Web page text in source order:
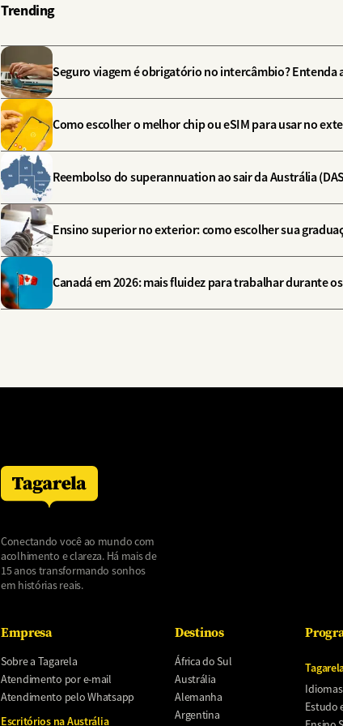
Trending
Seguro viagem é obrigatório no intercâmbio? Entenda
Como escolher o melhor chip ou eSIM para usar no
Reembolso do superannuation ao sair da Austrália
Ensino superior no exterior: como escolher sua
Canadá em 2026: mais fluidez para trabalhar durante
Conectando você ao mundo com
acolhimento e clareza. Há mais de
15 anos transformando sonhos
em histórias reais.
Empresa
Sobre a Tagarela
Atendimento por e-mail
Atendimento pelo Whatsapp
Escritórios na Austrália
Destinos
África do Sul
Austrália
Alemanha
Argentina
Idiomas
Estudo